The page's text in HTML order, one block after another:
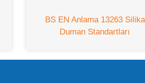
BS EN Anlama 13263 Silika
Duman Standartları